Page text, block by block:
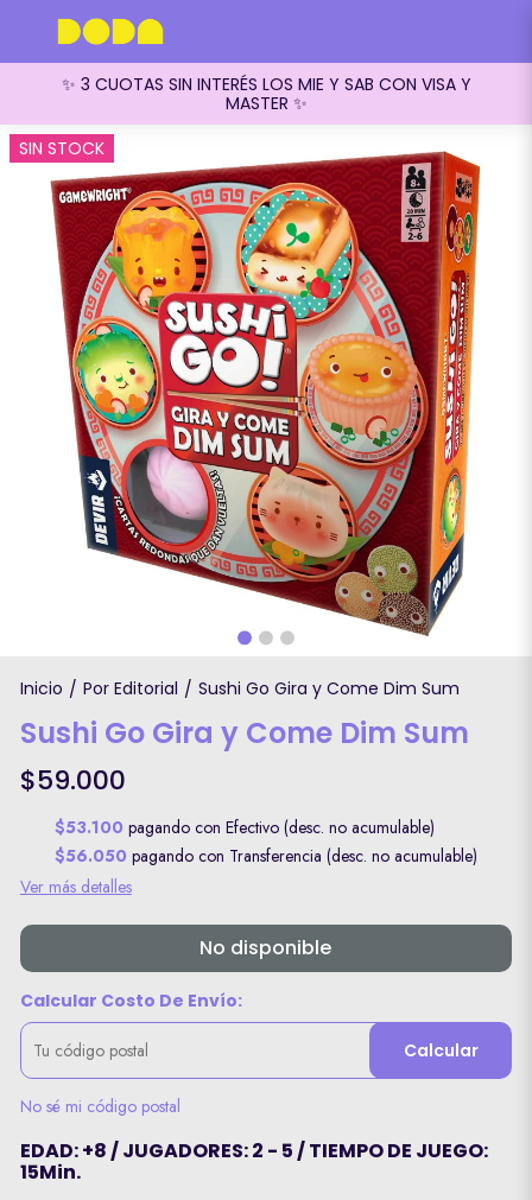
✨ 3 CUOTAS SIN INTERÉS LOS MIE Y SAB CON VISA Y
MASTER ✨
SIN STOCK
Inicio / Por Editorial / Sushi Go Gira y Come Dim Sum
Sushi Go Gira y Come Dim Sum
$59.000
$53.100 pagando con Efectivo (desc. no acumulable)
$56.050 pagando con Transferencia (desc. no acumulable)
Ver más detalles
No disponible
Calcular Costo De Envío:
Calcular
No sé mi código postal
EDAD: +8 / JUGADORES: 2 - 5 / TIEMPO DE JUEGO:
15Min.